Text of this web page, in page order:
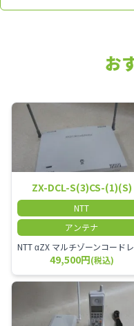
お
ZX-DCL-S(3)CS-(1)(S)
NTT
アンテナ
49,500円(税込)